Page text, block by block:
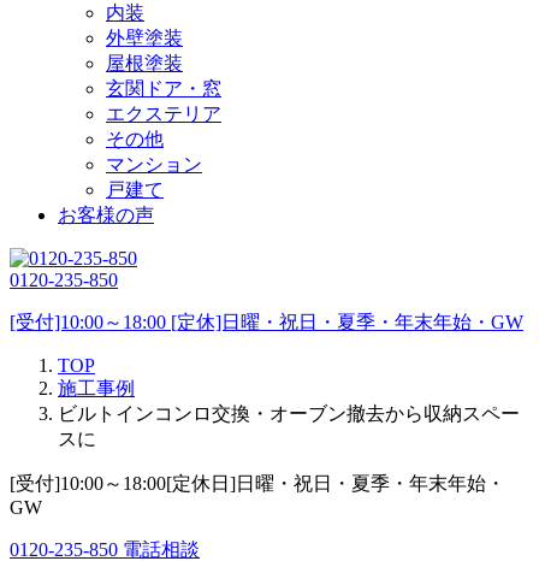
内装
外壁塗装
屋根塗装
玄関ドア・窓
エクステリア
その他
マンション
戸建て
お客様の声
0120-235-850
[受付]10:00～18:00 [定休]日曜・祝日・夏季・年末年始・GW
TOP
施工事例
ビルトインコンロ交換・オーブン撤去から収納スペー
スに
[受付]10:00～18:00[定休日]日曜・祝日・夏季・年末年始・
GW
0120-235-850 電話相談